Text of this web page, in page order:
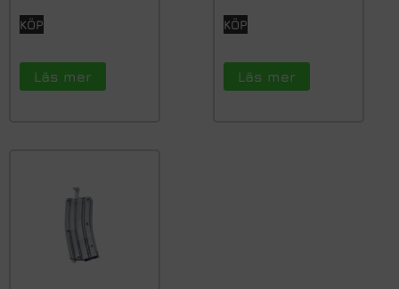
Läs mer
KÖP
Läs mer
KÖP